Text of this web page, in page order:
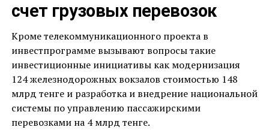
счет грузовых перевозок
Кроме телекоммуникационного проекта в
инвестпрограмме вызывают вопросы такие
инвестиционные инициативы как модернизация
124 железнодорожных вокзалов стоимостью 148
млрд тенге и разработка и внедрение национальной
системы по управлению пассажирскими
перевозками на 4 млрд тенге.